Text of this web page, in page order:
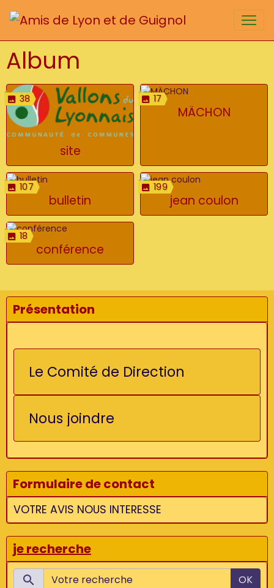
Album
38
site
17
MÄCHON
107
bulletin
199
jean coulon
18
conférence
Présentation
Le Comité de Direction
Nous joindre
Formulaire de contact
VOTRE AVIS NOUS INTERESSE
je recherche
OK